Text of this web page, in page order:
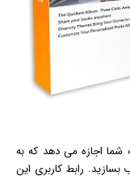
اجازه می دهد که به
بسازید. رابط کاربری این